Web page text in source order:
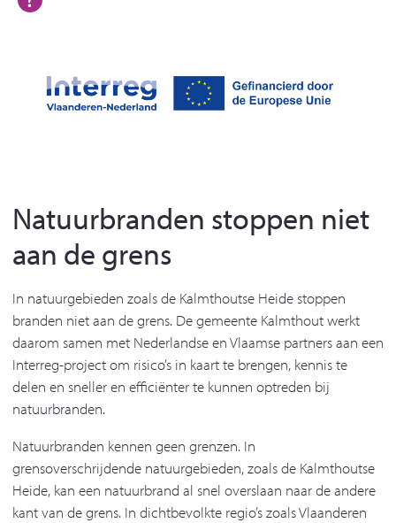
Natuurbranden stoppen niet
aan de grens
In natuurgebieden zoals de Kalmthoutse Heide stoppen
branden niet aan de grens. De gemeente Kalmthout werkt
daarom samen met Nederlandse en Vlaamse partners aan een
Interreg-project om risico’s in kaart te brengen, kennis te
delen en sneller en efficiënter te kunnen optreden bij
natuurbranden.
Natuurbranden kennen geen grenzen. In
grensoverschrijdende natuurgebieden, zoals de Kalmthoutse
Heide, kan een natuurbrand al snel overslaan naar de andere
kant van de grens. In dichtbevolkte regio’s zoals Vlaanderen